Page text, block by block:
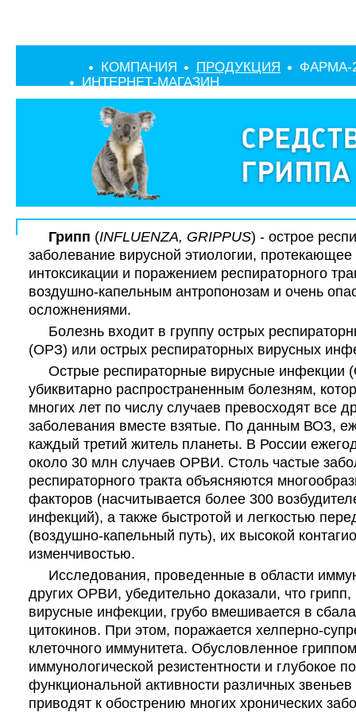
КОМПАНИЯ ПРОДУКЦИЯ
ФАРМА-
ИНТЕРНЕТ-МАГАЗИН
Грипп (INFLUENZA, GRIPPUS) - острое
заболевание вирусной этиологии,
интоксикации и поражением респираторного
воздушно-капельным антропонозам и очень
осложнениями.
Болезнь входит в группу острых
(ОРЗ) или острых респираторных вирусных
Острые респираторные вирусные инфекции
убиквитарно распространенным болезням,
многих лет по числу случаев превосходят все
заболевания вместе взятые. По данным ВОЗ,
каждый третий житель планеты. В России
около 30 млн случаев ОРВИ. Столь частые
респираторного тракта объясняются
факторов (насчитывается более 300
инфекций), а также быстротой и легкостью
(воздушно-капельный путь), их высокой
изменчивостью.
Исследования, проведенные в области
других ОРВИ, убедительно доказали, что грипп,
вирусные инфекции, грубо вмешивается в
цитокинов. При этом, поражается хелперно-
клеточного иммунитета. Обусловленное
иммунологической резистентности и глубокое
функциональной активности различных
приводят к обострению многих хронических